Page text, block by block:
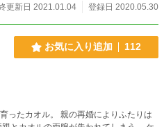
更新日 2021.01.04 登録日 2020.05.30
お気に入り追加 112
ったカオル。 親の再婚によりふたりは